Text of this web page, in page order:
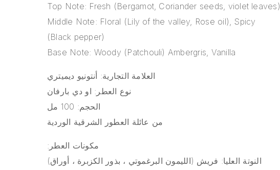
Top Note: Fresh (Bergamot, Coriander seeds, violet leaves)
Middle Note: Floral (Lily of the valley, Rose oil), Spicy
(Black pepper)
Base Note: Woody (Patchouli) Ambergris, Vanilla
العلامة التجارية: أنتونيو ديميتري
نوع العطر: او دي بارفان
الحجم: 100 مل
من عائلة العطور الشرقية الوردية
:مكونات العطر
(النوتة العليا: فريش (الليمون البرغموتي ، بذور الكزبرة ، أوراق